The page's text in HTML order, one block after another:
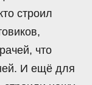
строил
что
И ещё для